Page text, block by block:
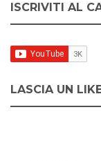
ISCRIVITI AL
LASCIA UN